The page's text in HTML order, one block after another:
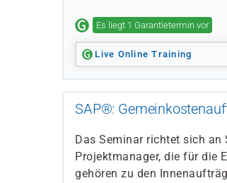
Es liegt 1 Garantietermin vor
Live Online Training
SAP®:
Das Seminar richtet sich
Projektmanager, die für die
gehören zu den